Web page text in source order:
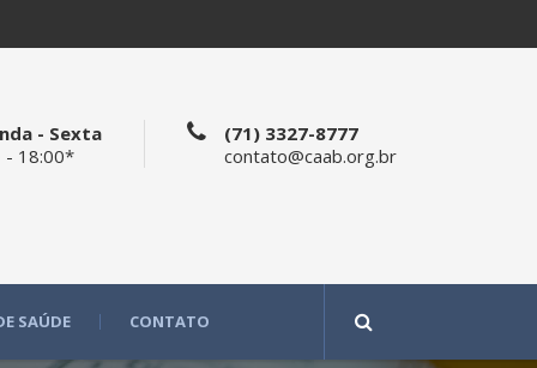
- Sexta
- 18:00*
(71) 3327-8777
contato@caab.org.br
SAÚDE CONTATO